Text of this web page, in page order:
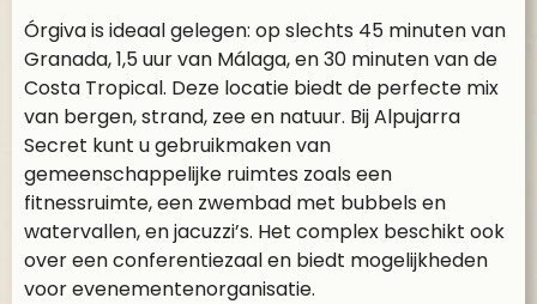
Órgiva is ideaal gelegen: op slechts 45 minuten van
Granada, 1,5 uur van Málaga, en 30 minuten van de
Costa Tropical. Deze locatie biedt de perfecte mix
van bergen, strand, zee en natuur. Bij Alpujarra
Secret kunt u gebruikmaken van
gemeenschappelijke ruimtes zoals een
fitnessruimte, een zwembad met bubbels en
watervallen, en jacuzzi’s. Het complex beschikt ook
over een conferentiezaal en biedt mogelijkheden
voor evenementenorganisatie.